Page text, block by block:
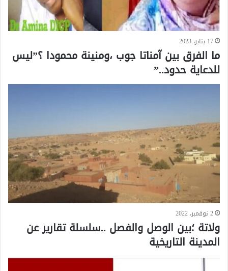
17 يناير، 2023
ما الفرق بين آمناتا جوب ،ومنينة محمودا ؟”ليس
للدعاية حدود..”
2 نوفمبر، 2022
ولاتة ؛بين الوصل والفصل ..سلسلة تقارير عن
المدينة التاريخية